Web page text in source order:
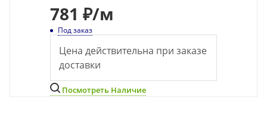
781 ₽/м
Под заказ
Цена действительна при заказе
доставки
Посмотреть Наличие